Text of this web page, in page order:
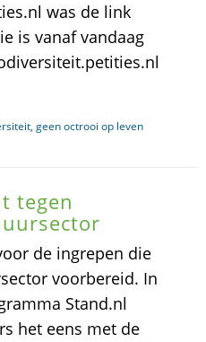
was de link
is vanaf vandaag
geen octrooi op leven
tegen
de ingrepen die
voorbereid. In
Stand.nl
het eens met de